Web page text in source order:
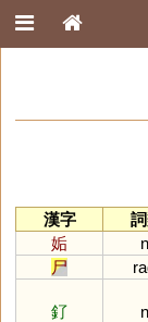
漢字
姤
尸
釕